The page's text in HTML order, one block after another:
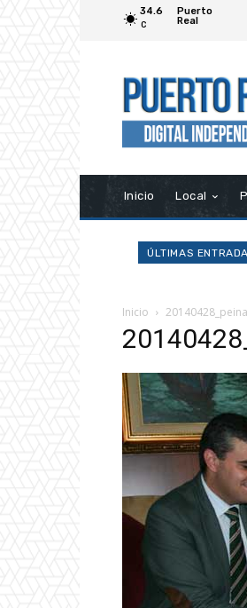
34.6
C
Puerto
Real
Inicio Local
ÚLTIMAS
Inicio